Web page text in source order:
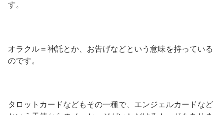
す。
オラクル＝神託とか、お告げなどという意味を持っている
のです。
タロットカードなどもその一種で、エンジェルカードなど